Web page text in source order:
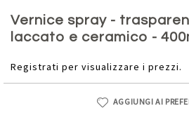
Vernice spray -
laccato e ceramico -
Registrati per visualizzare i prezzi.
AGGIUNGI AI
all'inizio
della
galleria
immagini